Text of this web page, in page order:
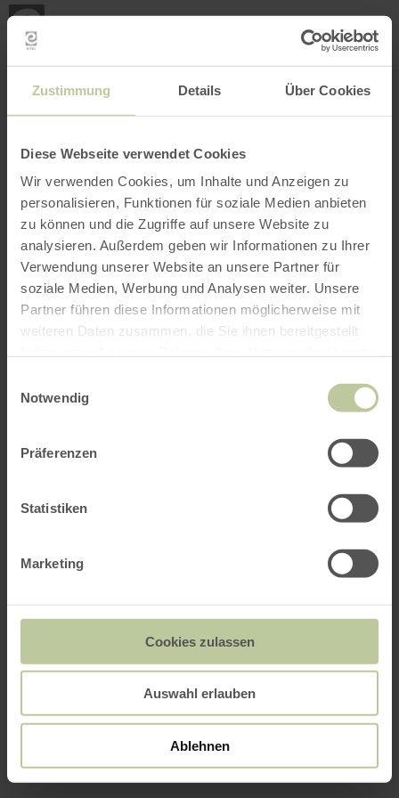
Zustimmung Details Über Cookies
Diese Webseite verwendet Cookies
Wir verwenden Cookies, um Inhalte und Anzeigen zu
personalisieren, Funktionen für soziale Medien anbieten
zu können und die Zugriffe auf unsere Website zu
analysieren. Außerdem geben wir Informationen zu Ihrer
Verwendung unserer Website an unsere Partner für
soziale Medien, Werbung und Analysen weiter. Unsere
Partner führen diese Informationen möglicherweise mit
weiteren Daten zusammen, die Sie ihnen bereitgestellt
Notwendig
Präferenzen
Statistiken
Marketing
Cookies zulassen
Auswahl erlauben
Ablehnen
INTERAKTIVE KARTE
Filter öffnen